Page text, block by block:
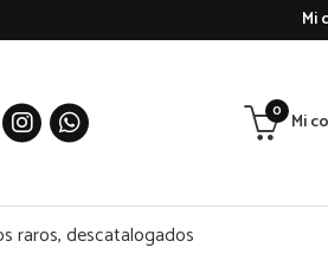
Mi
Mi
0
raros, descatalogados